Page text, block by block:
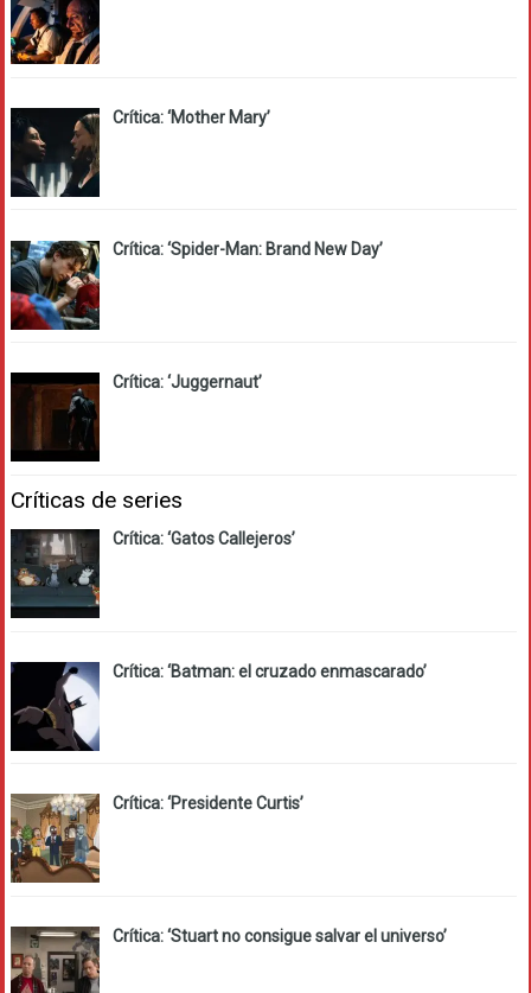
Crítica: ‘Mother Mary’
Crítica: ‘Spider-Man: Brand New Day’
Crítica: ‘Juggernaut’
Críticas de series
Crítica: ‘Gatos Callejeros’
Crítica: ‘Batman: el cruzado enmascarado’
Crítica: ‘Presidente Curtis’
Crítica: ‘Stuart no consigue salvar el universo’